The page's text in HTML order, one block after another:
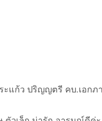
แก้ว ปริญญตรี คบ.เอกภ